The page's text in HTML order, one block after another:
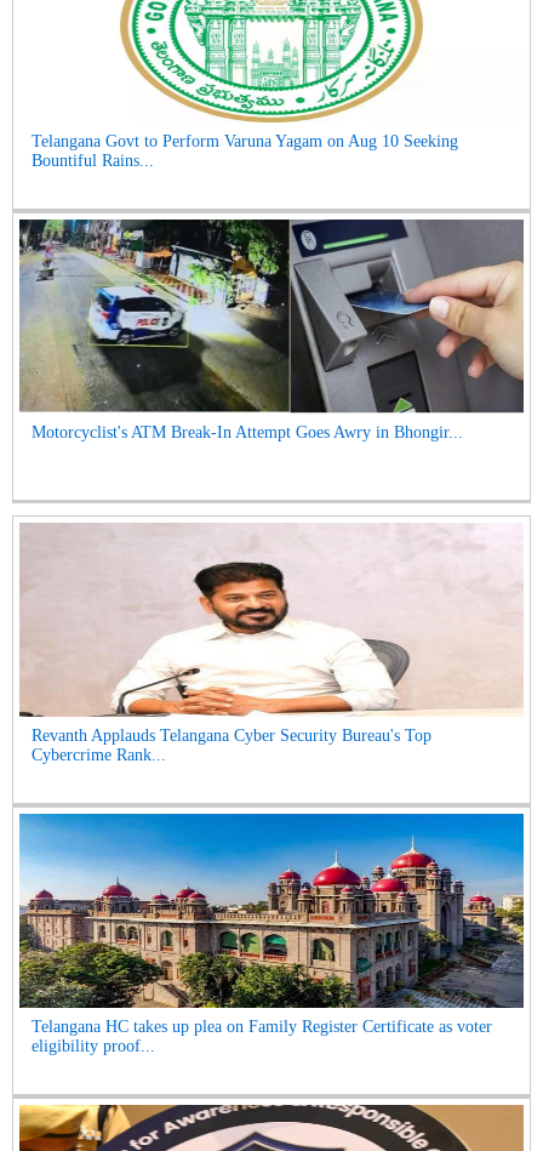
Telangana Govt to Perform Varuna Yagam on Aug 10 Seeking
Bountiful Rains...
Motorcyclist's ATM Break-In Attempt Goes Awry in Bhongir...
Revanth Applauds Telangana Cyber Security Bureau's Top
Cybercrime Rank...
Telangana HC takes up plea on Family Register Certificate as voter
eligibility proof...